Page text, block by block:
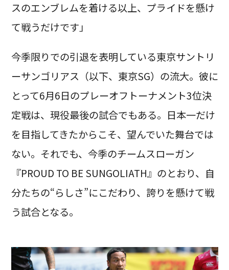
スのエンブレムを着ける以上、プライドを懸け
て戦うだけです」
今季限りでの引退を表明している東京サントリ
ーサンゴリアス（以下、東京SG）の流大。彼に
とって6月6日のプレーオフトーナメント3位決
定戦は、現役最後の試合でもある。日本一だけ
を目指してきたからこそ、望んでいた舞台では
ない。それでも、今季のチームスローガン
『PROUD TO BE SUNGOLIATH』のとおり、自
分たちの“らしさ”にこだわり、誇りを懸けて戦
う試合となる。